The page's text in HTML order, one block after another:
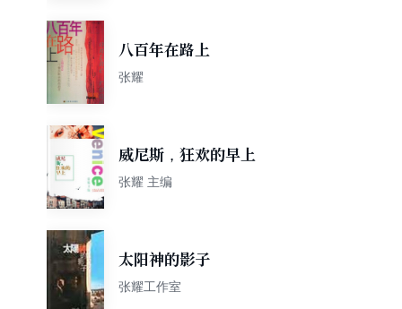
八百年在路上
张耀
威尼斯，狂欢的早上
张耀 主编
太阳神的影子
张耀工作室